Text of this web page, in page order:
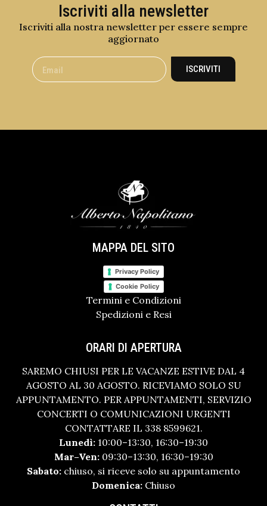
Iscriviti alla newsletter
Iscriviti alla nostra newsletter per essere sempre
aggiornato
ISCRIVITI
MAPPA DEL SITO
Privacy Policy
Cookie Policy
Termini e Condizioni
Spedizioni e Resi
ORARI DI APERTURA
SAREMO CHIUSI PER LE VACANZE ESTIVE DAL 4
AGOSTO AL 30 AGOSTO. RICEVIAMO SOLO SU
APPUNTAMENTO. PER APPUNTAMENTI, SERVIZIO
CONCERTI O COMUNICAZIONI URGENTI
CONTATTARE IL 338 8599621.
Lunedì: 10:00–13:30, 16:30–19:30
Mar–Ven:09:30–13:30, 16:30–19:30
Sabato: chiuso, si riceve solo su appuntamento
Domenica: Chiuso